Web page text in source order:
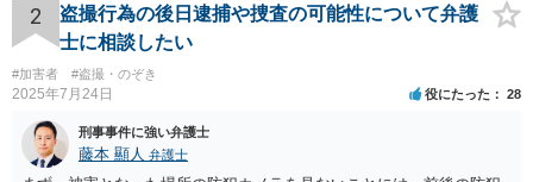
2
盗撮行為の後日逮捕や捜査の可能性について弁護
士に相談したい
#加害者 #盗撮・のぞき
2025年7月24日 役にたった 28
刑事事件に強い弁護士
藤本 顯人 弁護士